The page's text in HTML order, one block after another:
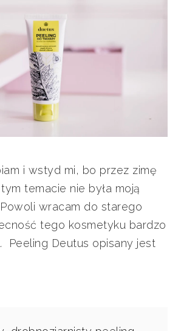
i wstyd mi, bo przez zimę
temacie nie była moją
wracam do starego
tego kosmetyku bardzo
Peeling Deutus opisany jest